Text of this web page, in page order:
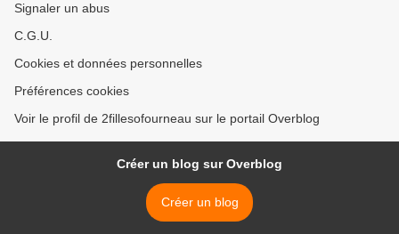
Signaler un abus
C.G.U.
Cookies et données personnelles
Préférences cookies
Voir le profil de 2fillesofourneau sur le portail Overblog
Créer un blog sur Overblog
Créer un blog